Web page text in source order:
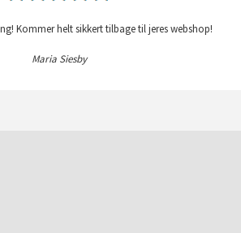
Kommer helt sikkert tilbage til jeres webshop!
Maria Siesby